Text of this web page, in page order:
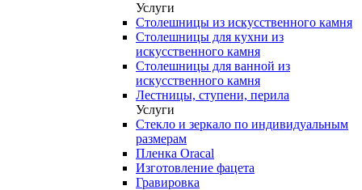
Услуги
Столешницы из искусственного камня
Столешницы для кухни из
искусственного камня
Столешницы для ванной из
искусственного камня
Лестницы, ступени, перила
Услуги
Стекло и зеркало по индивидуальным
размерам
Пленка Oracal
Изготовление фацета
Гравировка